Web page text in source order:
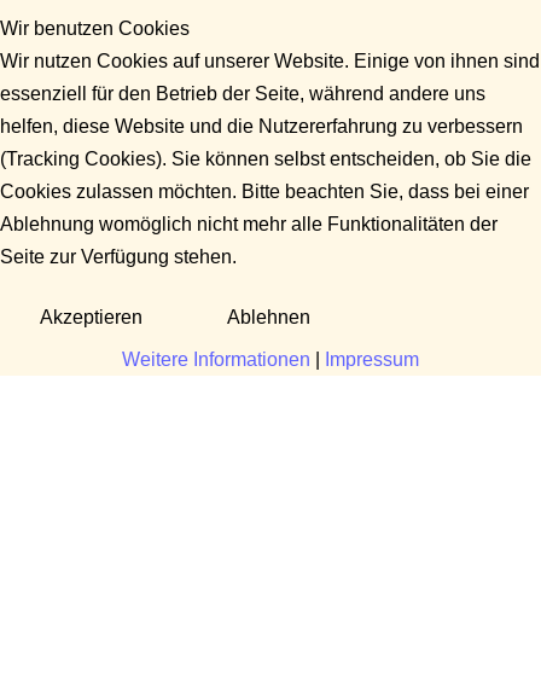
Wir benutzen Cookies
Wir nutzen Cookies auf unserer Website. Einige von ihnen sind
essenziell für den Betrieb der Seite, während andere uns
helfen, diese Website und die Nutzererfahrung zu verbessern
(Tracking Cookies). Sie können selbst entscheiden, ob Sie die
Cookies zulassen möchten. Bitte beachten Sie, dass bei einer
Ablehnung womöglich nicht mehr alle Funktionalitäten der
Seite zur Verfügung stehen.
Akzeptieren Ablehnen
Weitere Informationen Impressum